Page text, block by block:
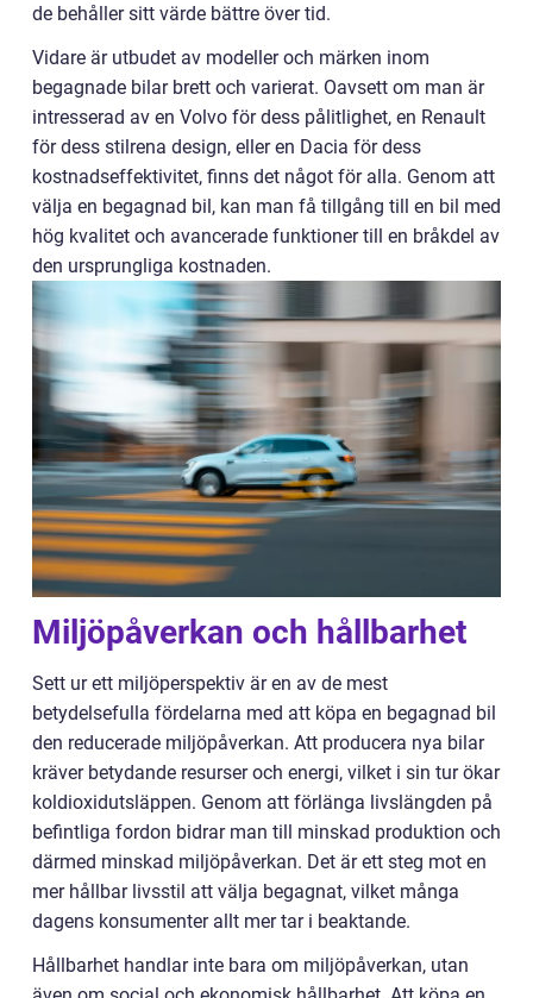
de behåller sitt värde bättre över tid.
Vidare är utbudet av modeller och märken inom
begagnade bilar brett och varierat. Oavsett om man är
intresserad av en Volvo för dess pålitlighet, en Renault
för dess stilrena design, eller en Dacia för dess
kostnadseffektivitet, finns det något för alla. Genom att
välja en begagnad bil, kan man få tillgång till en bil med
hög kvalitet och avancerade funktioner till en bråkdel av
den ursprungliga kostnaden.
Miljöpåverkan och hållbarhet
Sett ur ett miljöperspektiv är en av de mest
betydelsefulla fördelarna med att köpa en begagnad bil
den reducerade miljöpåverkan. Att producera nya bilar
kräver betydande resurser och energi, vilket i sin tur ökar
koldioxidutsläppen. Genom att förlänga livslängden på
befintliga fordon bidrar man till minskad produktion och
därmed minskad miljöpåverkan. Det är ett steg mot en
mer hållbar livsstil att välja begagnat, vilket många
dagens konsumenter allt mer tar i beaktande.
Hållbarhet handlar inte bara om miljöpåverkan, utan